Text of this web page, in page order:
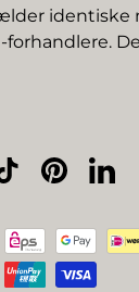
identiske
forhandlere.
TikTokPinterest